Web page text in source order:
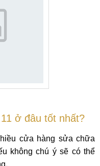
ở đâu tốt nhất?
cửa hàng sửa chữa
không chú ý sẽ có thể